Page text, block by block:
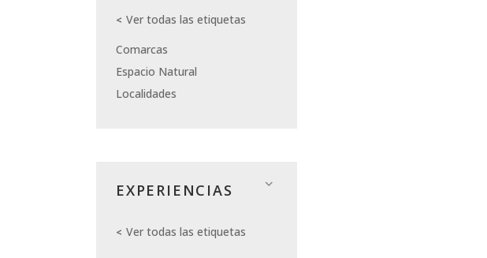
Ver todas las etiquetas
Comarcas
Espacio Natural
Localidades
EXPERIENCIAS
Ver todas las etiquetas